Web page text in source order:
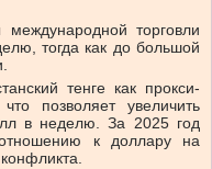
торговли
тогда как до большой
тенге как прокси-
позволяет увеличить
в неделю. За 2025 год
к доллару на